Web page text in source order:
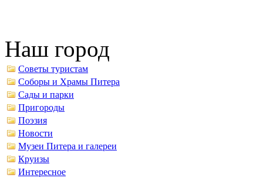
Наш город
Советы туристам
Соборы и Храмы Питера
Сады и парки
Пригороды
Поэзия
Новости
Музеи Питера и галереи
Круизы
Интересное